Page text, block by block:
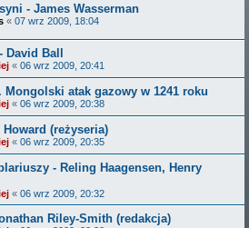
- James Wasserman
« 07 wrz 2009, 18:04
Ball
« 06 wrz 2009, 20:41
Mongolski atak gazowy w 1241 roku
« 06 wrz 2009, 20:38
(reżyseria)
« 06 wrz 2009, 20:35
- Reling Haagensen, Henry
« 06 wrz 2009, 20:32
Riley-Smith (redakcja)